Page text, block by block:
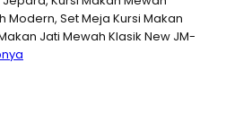
Modern, Set Meja Kursi Makan
Jati Mewah Klasik New JM-